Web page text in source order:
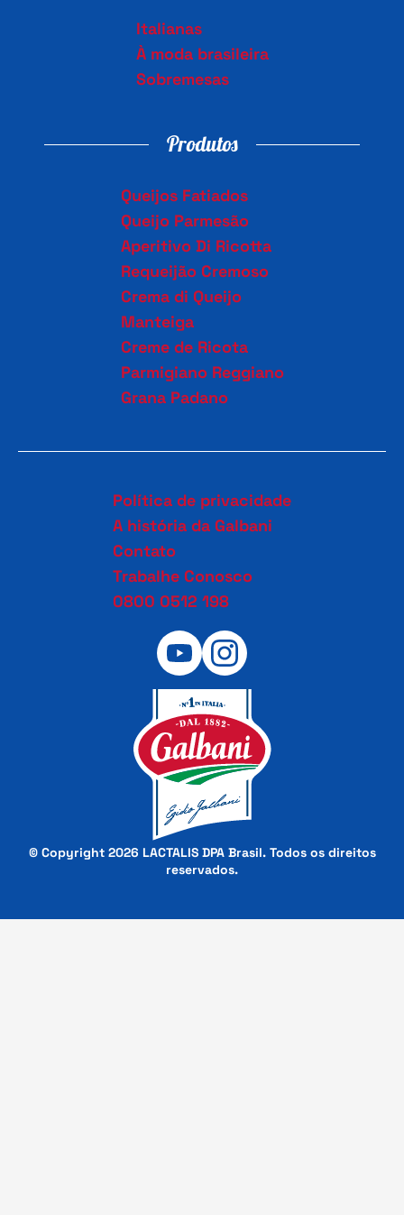
Italianas
À moda brasileira
Sobremesas
Produtos
Queijos Fatiados
Queijo Parmesão
Aperitivo Di Ricotta
Requeijão Cremoso
Crema di Queijo
Manteiga
Creme de Ricota
Parmigiano Reggiano
Grana Padano
Política de privacidade
A história da Galbani
Contato
Trabalhe Conosco
0800 0512 198
© Copyright 2026 LACTALIS DPA Brasil. Todos os direitos
reservados.